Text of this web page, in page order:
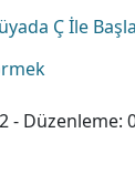
Ç İle
- Düzenleme: